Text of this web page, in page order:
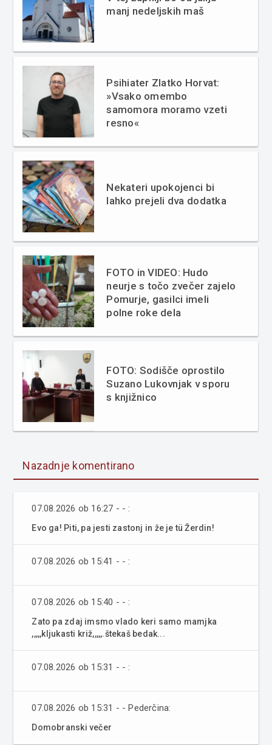
manj nedeljskih maš
Psihiater Zlatko Horvat:
»Vsako omembo
samomora moramo vzeti
resno«
Nekateri upokojenci bi
lahko prejeli dva dodatka
FOTO in VIDEO: Hudo
neurje s točo zvečer zajelo
Pomurje, gasilci imeli
polne roke dela
FOTO: Sodišče oprostilo
Suzano Lukovnjak v sporu
s knjižnico
Nazadnje komentirano
07.08.2026 ob 16:27 - - :
Evo ga! Piti, pa jesti zastonj in že je tü Žerdin!
07.08.2026 ob 15:41 - - :
07.08.2026 ob 15:40 - - :
Zato pa zdaj imsmo vlado keri samo mamjka
,,,,,kljukasti križ,,,,,.štekaš bedak...
07.08.2026 ob 15:31 - - :
07.08.2026 ob 15:31 - - Pederčina:
Domobranski večer